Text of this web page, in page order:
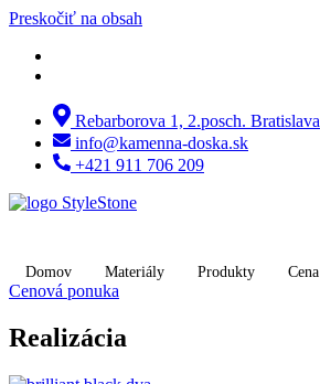
Preskočiť na obsah
Rebarborova 1, 2.posch. Bratislava
info@kamenna-doska.sk
+421 911 706 209
Domov Materiály Produkty Cena
Cenová ponuka
Realizácia